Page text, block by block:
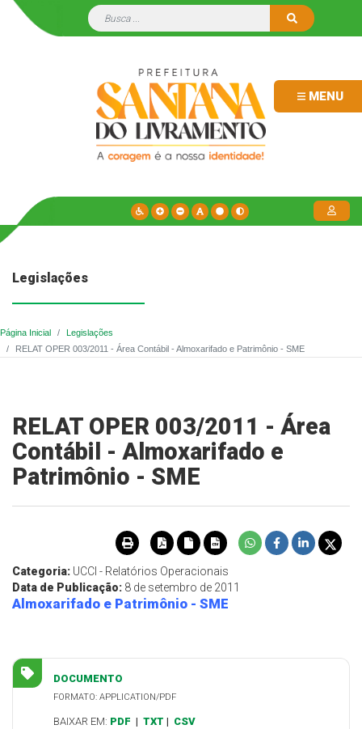
MENU
Legislações
Página Inicial
Legislações
RELAT OPER 003/2011 - Área Contábil - Almoxarifado e Patrimônio - SME
RELAT OPER 003/2011 - Área
Contábil - Almoxarifado e
Patrimônio - SME
Categoria: UCCI - Relatórios Operacionais
Data de Publicação: 8 de setembro de 2011
Almoxarifado e Patrimônio - SME
DOCUMENTO
FORMATO: APPLICATION/PDF
BAIXAR EM: PDF | TXT | CSV